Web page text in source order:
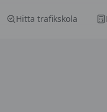
Hitta trafikskola